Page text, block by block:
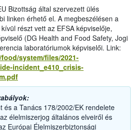
Bizottság által szervezett ülés
linken érhető el. A megbeszélésen a
részt vett az EFSA képviselője,
(DG Health and Food Safety, Jogi
laboratóriumok képviselői. Link:
system/files/2021-
incident_e410_crisis-
és a Tanács 178/2002/EK rendelete
élelmiszerjog általános elveiről és
Európai Élelmiszerbiztonsági